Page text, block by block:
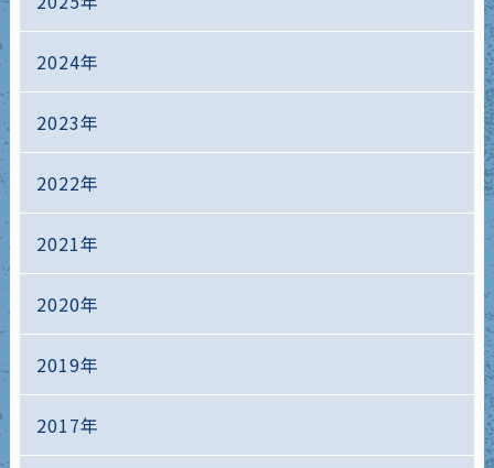
2024年
2023年
2022年
2021年
2020年
2019年
2017年